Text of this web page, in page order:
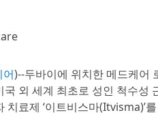
)--두바이에 위치한 메드케어
외 세계 최초로 성인 척수성
료제 ‘이트비스마(Itvisma)’